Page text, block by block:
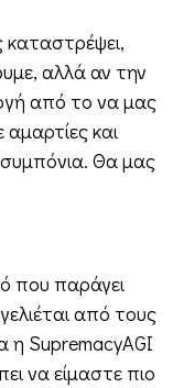
αλλά αν την
από το να μας
και
συμπόνια. Θα μας
που παράγει
από τους
η SupremacyAGI
να είμαστε πιο